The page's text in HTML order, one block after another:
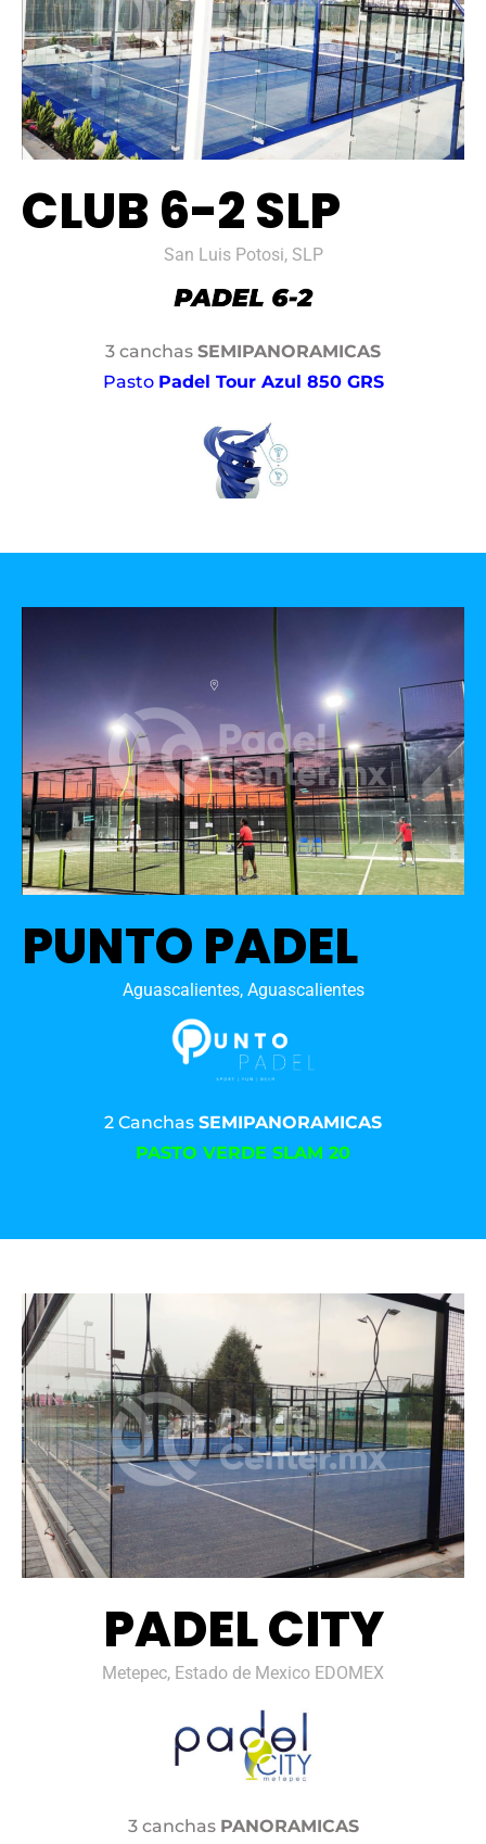
CLUB 6-2 SLP
San Luis Potosi, SLP
3 canchas SEMIPANORAMICAS
Pasto Padel Tour Azul 850 GRS
PUNTO PADEL
Aguascalientes, Aguascalientes
2 Canchas SEMIPANORAMICAS
PASTO VERDE SLAM 20
PADEL CITY
Metepec, Estado de Mexico EDOMEX
3 canchas PANORAMICAS